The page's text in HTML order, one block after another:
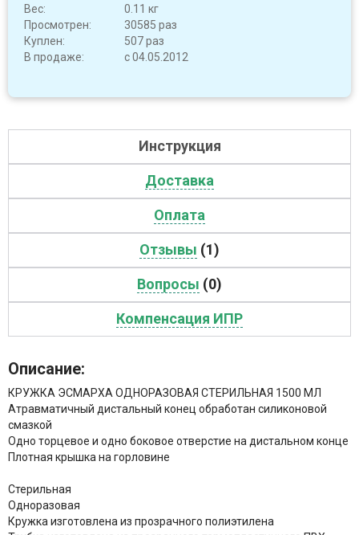
Вес:
0.11 кг
Просмотрен:
30585 раз
Куплен:
507 раз
В продаже:
с 04.05.2012
Инструкция
Доставка
Оплата
Отзывы (1)
Вопросы (0)
Компенсация ИПР
Описание:
КРУЖКА ЭСМАРХА ОДНОРАЗОВАЯ СТЕРИЛЬНАЯ 1500 МЛ
Атравматичный дистальный конец обработан силиконовой
смазкой
Одно торцевое и одно боковое отверстие на дистальном конце
Плотная крышка на горловине
Стерильная
Одноразовая
Кружка изготовлена из прозрачного полиэтилена